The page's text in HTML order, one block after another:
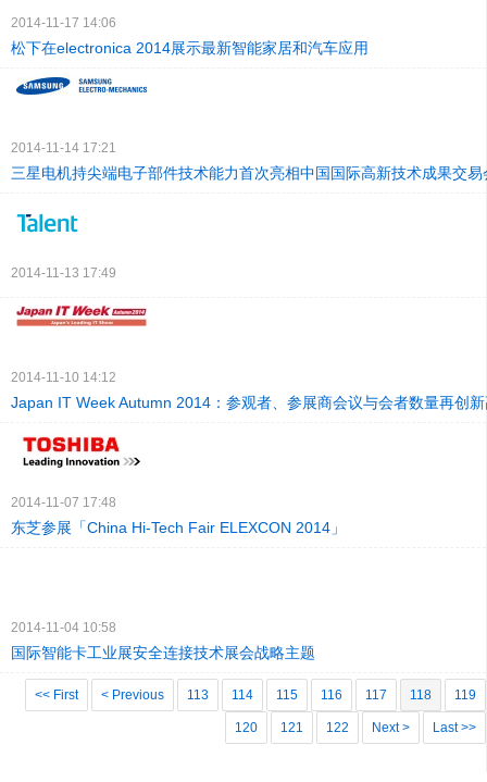
2014-11-17 14:06
松下在electronica 2014展示最新智能家居和汽车应用
2014-11-14 17:21
三星电机持尖端电子部件技术能力首次亮相中国国际高新技术成果交易
2014-11-13 17:49
2014-11-10 14:12
Japan IT Week Autumn 2014：参观者、参展商会议与会者数量再创
2014-11-07 17:48
东芝参展「China Hi-Tech Fair ELEXCON 2014」
2014-11-04 10:58
国际智能卡工业展安全连接技术展会战略主题
<< First < Previous 113 114 115 116 117 118 119
120 121 122 Next > Last >>